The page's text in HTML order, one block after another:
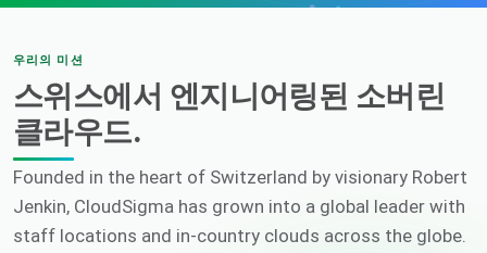
우리의 미션
스위스에서 엔지니어링된 소버린
클라우드.
Founded in the heart of Switzerland by visionary Robert
Jenkin, CloudSigma has grown into a global leader with
staff locations and in-country clouds across the globe.